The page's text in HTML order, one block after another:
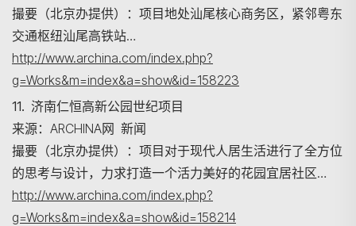
撮要（北京办提供）：项目地处汕尾核心商务区，紧邻粤东
交通枢纽汕尾高铁站…
http://www.archina.com/index.php?
g=Works&m=index&a=show&id=158223
11. 济南仁恒高新公园世纪项目
来源：ARCHINA网 新闻
撮要（北京办提供）：项目对于现代人居生活进行了全方位
的思考与设计，力求打造一个活力美好的花园宜居社区…
http://www.archina.com/index.php?
g=Works&m=index&a=show&id=158214